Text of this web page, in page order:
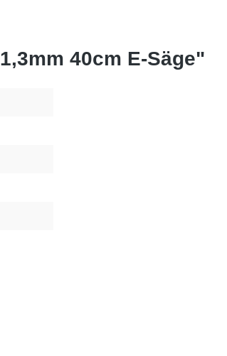
40cm E-Säge"